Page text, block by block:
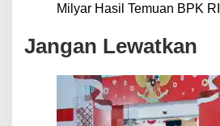
Milyar Hasil Temuan BPK RI
Jangan Lewatkan